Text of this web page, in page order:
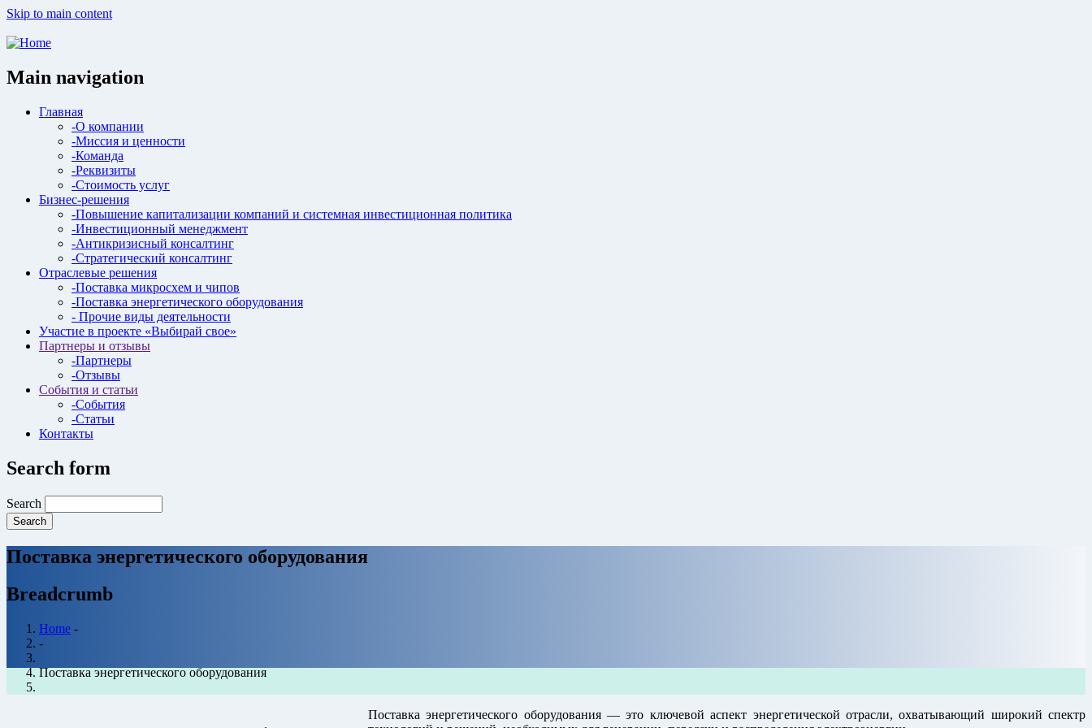
Skip to main content
Main navigation
Главная
-О компании
-Миссия и ценности
-Команда
-Реквизиты
-Стоимость услуг
Бизнес-решения
-Повышение капитализации компаний и системная инвестиционная политика
-Инвестиционный менеджмент
-Антикризисный консалтинг
-Стратегический консалтинг
Отраслевые решения
-Поставка микросхем и чипов
-Поставка энергетического оборудования
- Прочие виды деятельности
Участие в проекте «Выбирай свое»
Партнеры и отзывы
-Партнеры
-Отзывы
События и статьи
-События
-Статьи
Контакты
Search form
Search
Поставка энергетического оборудования
Breadcrumb
Home -
-
Поставка энергетического оборудования
Поставка энергетического оборудования — это ключевой аспект энергетической отрасли, охватывающий широкий спектр